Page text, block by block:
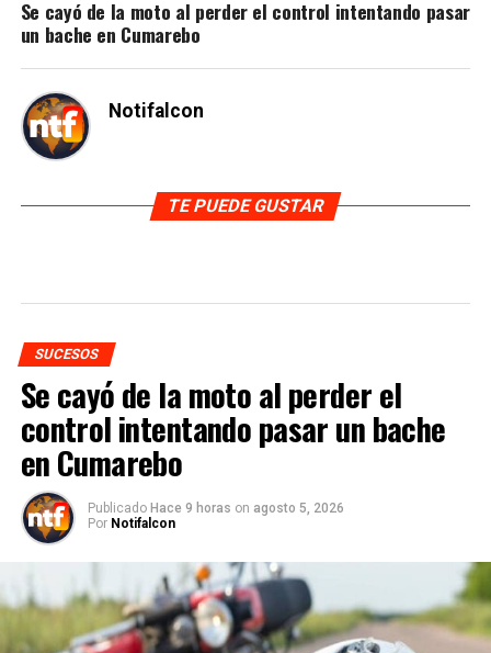
Se cayó de la moto al perder el control intentando pasar
un bache en Cumarebo
Notifalcon
TE PUEDE GUSTAR
SUCESOS
Se cayó de la moto al perder el
control intentando pasar un bache
en Cumarebo
Publicado Hace 9 horas on agosto 5, 2026
Por Notifalcon